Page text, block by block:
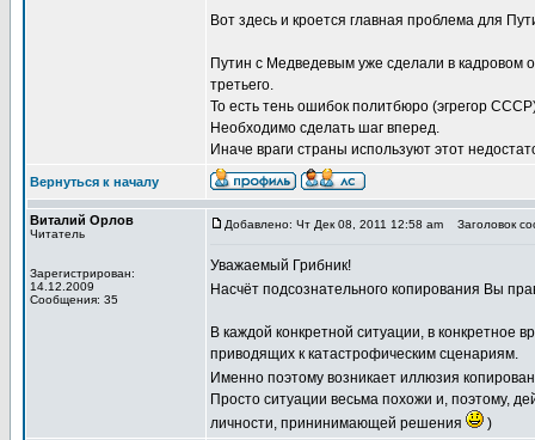
Вот здесь и кроется главная проблема для
Путин с Медведевым уже сделали в кадровом
третьего.
То есть тень ошибок политбюро (эгрегор
Необходимо сделать шаг вперед.
Иначе враги страны используют этот
Вернуться к началу
Виталий Орлов
Читатель
Зарегистрирован:
14.12.2009
Сообщения: 35
Добавлено: Чт Дек 08, 2011 12:58 am Заголовок
Уважаемый Грибник!
Насчёт подсознательного копирования Вы
В каждой конкретной ситуации, в конкретное
приводящих к катастрофическим сценариям.
Именно поэтому возникает иллюзия
Просто ситуации весьма похожи и, поэтому,
личности, прининимающей решения
)